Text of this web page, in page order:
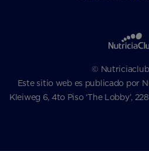
©
Este sitio web es publicado por
Kleiweg 6, 4to Piso ‘The Lobby’,